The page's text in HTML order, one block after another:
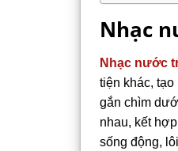
Nhạc
Nhạc nước
tiện khác,
gắn chìm
nhau, kết
sống động,